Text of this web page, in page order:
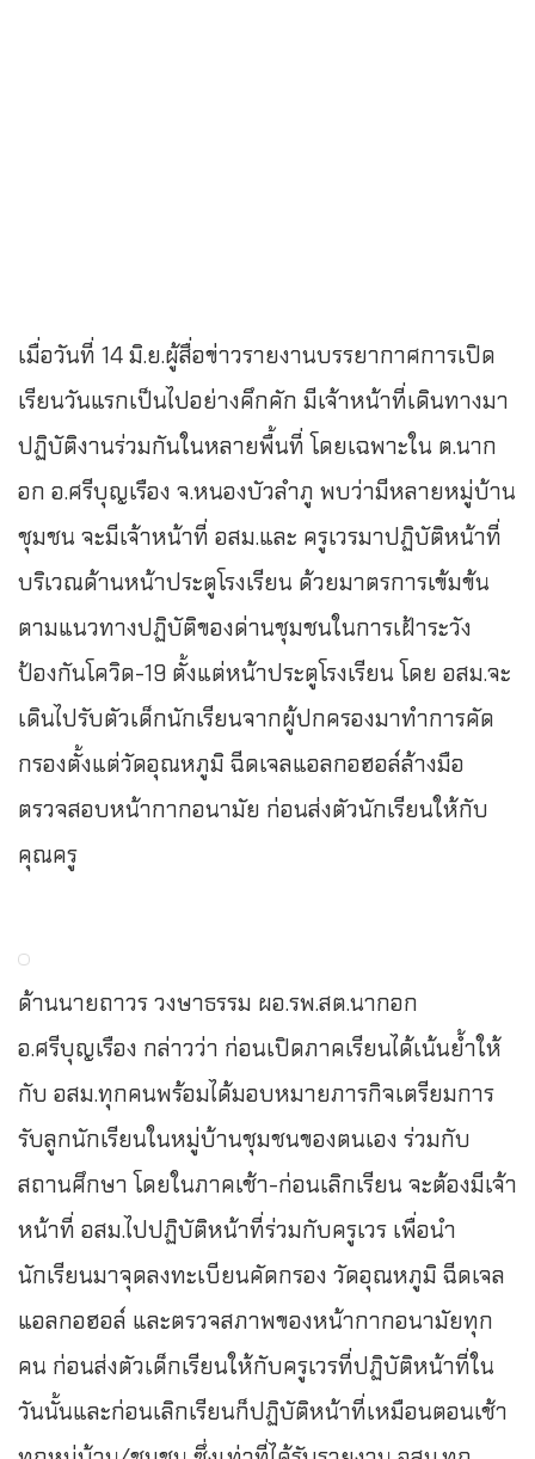
เมื่อวันที่ 14 มิ.ย.ผู้สื่อข่าวรายงานบรรยากาศการเปิด
เรียนวันแรกเป็นไปอย่างคึกคัก มีเจ้าหน้าที่เดินทางมา
ปฏิบัติงานร่วมกันในหลายพื้นที่ โดยเฉพาะใน ต.นาก
อก อ.ศรีบุญเรือง จ.หนองบัวลำภู พบว่ามีหลายหมู่บ้าน
ชุมชน จะมีเจ้าหน้าที่ อสม.และ ครูเวรมาปฏิบัติหน้าที่
บริเวณด้านหน้าประตูโรงเรียน ด้วยมาตรการเข้มข้น
ตามแนวทางปฏิบัติของด่านชุมชนในการเฝ้าระวัง
ป้องกันโควิด-19 ตั้งแต่หน้าประตูโรงเรียน โดย อสม.จะ
เดินไปรับตัวเด็กนักเรียนจากผู้ปกครองมาทำการคัด
กรองตั้งแต่วัดอุณหภูมิ ฉีดเจลแอลกอฮอล์ล้างมือ
ตรวจสอบหน้ากากอนามัย ก่อนส่งตัวนักเรียนให้กับ
คุณครู
ด้านนายถาวร วงษาธรรม ผอ.รพ.สต.นากอก
อ.ศรีบุญเรือง กล่าวว่า ก่อนเปิดภาคเรียนได้เน้นย้ำให้
กับ อสม.ทุกคนพร้อมได้มอบหมายภารกิจเตรียมการ
รับลูกนักเรียนในหมู่บ้านชุมชนของตนเอง ร่วมกับ
สถานศึกษา โดยในภาคเช้า-ก่อนเลิกเรียน จะต้องมีเจ้า
หน้าที่ อสม.ไปปฏิบัติหน้าที่ร่วมกับครูเวร เพื่อนำ
นักเรียนมาจุดลงทะเบียนคัดกรอง วัดอุณหภูมิ ฉีดเจล
แอลกอฮอล์ และตรวจสภาพของหน้ากากอนามัยทุก
คน ก่อนส่งตัวเด็กเรียนให้กับครูเวรที่ปฏิบัติหน้าที่ใน
วันนั้นและก่อนเลิกเรียนก็ปฏิบัติหน้าที่เหมือนตอนเช้า